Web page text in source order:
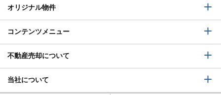
オリジナル物件
コンテンツメニュー
不動産売却について
当社について